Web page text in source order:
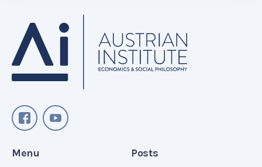
Menu Posts